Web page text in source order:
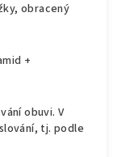
obracený
+
obuvi. V
tj. podle